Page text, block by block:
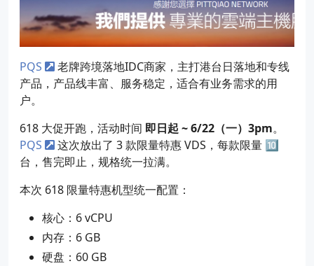
PQS
老牌跨境落地IDC商家，主打港台日落地和专线
产品，产品线丰富、服务稳定，适合有业务需求的用
户。
618 大促开跑，活动时间 即日起 ~ 6/22（一）3pm。
PQS
这次放出了 3 款限量特惠 VDS，每款限量 🔟
台，售完即止，规格统一拉满。
本次 618 限量特惠机型统一配置：
核心：6 vCPU
内存：6 GB
硬盘：60 GB